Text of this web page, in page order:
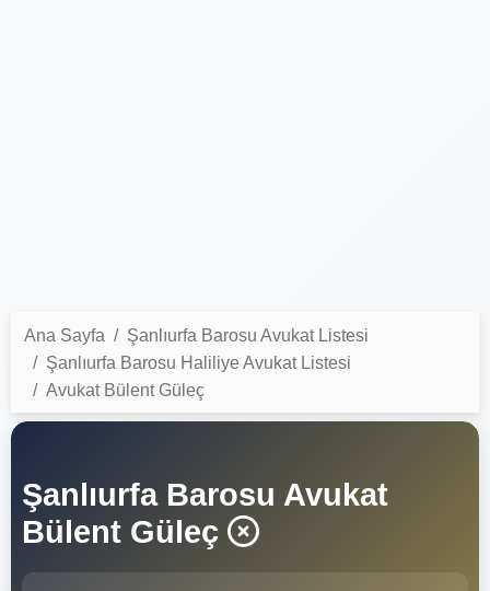
Ana Sayfa
Şanlıurfa Barosu Avukat Listesi
Şanlıurfa Barosu Haliliye Avukat Listesi
Avukat Bülent Güleç
Şanlıurfa Barosu Avukat
Bülent Güleç